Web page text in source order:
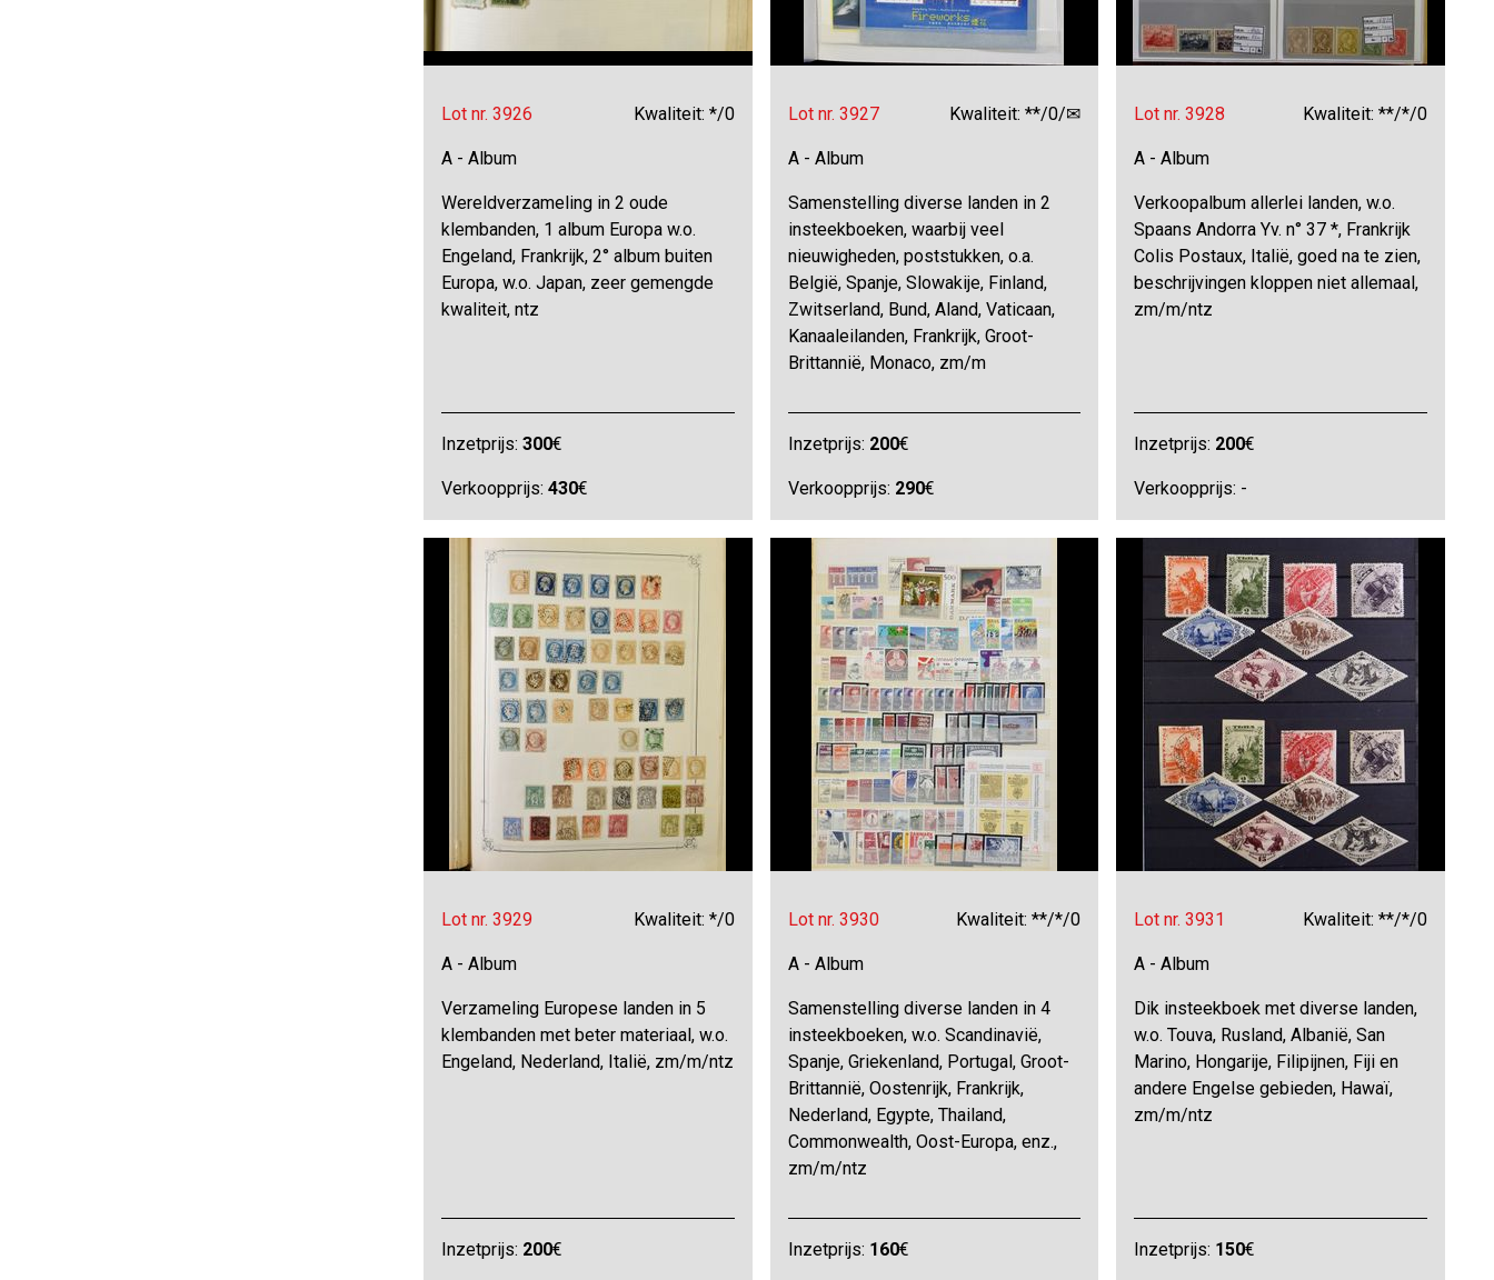
Lot nr. 3926 Kwaliteit: */0
A - Album
Wereldverzameling in 2 oude
klembanden, 1 album Europa w.o.
Engeland, Frankrijk, 2° album buiten
Europa, w.o. Japan, zeer gemengde
kwaliteit, ntz
Inzetprijs:300€
Verkoopprijs:430€
Lot nr. 3927 Kwaliteit: **/0/✉
A - Album
Samenstelling diverse landen in 2
insteekboeken, waarbij veel
nieuwigheden, poststukken, o.a.
België, Spanje, Slowakije, Finland,
Zwitserland, Bund, Aland, Vaticaan,
Kanaaleilanden, Frankrijk, Groot-
Brittannië, Monaco, zm/m
Inzetprijs: 200€
Verkoopprijs: 290€
Lot nr. 3928 Kwaliteit: **/*/0
A - Album
Verkoopalbum allerlei landen, w.o.
Spaans Andorra Yv. n° 37 *, Frankrijk
Colis Postaux, Italië, goed na te zien,
beschrijvingen kloppen niet allemaal,
zm/m/ntz
Inzetprijs: 200€
Verkoopprijs: -
Lot nr. 3929 Kwaliteit: */0
A - Album
Verzameling Europese landen in 5
klembanden met beter materiaal, w.o.
Engeland, Nederland, Italië, zm/m/ntz
Inzetprijs: 200€
Lot nr. 3930 Kwaliteit: **/*/0
A - Album
Samenstelling diverse landen in 4
insteekboeken, w.o. Scandinavië,
Spanje, Griekenland, Portugal, Groot-
Brittannië, Oostenrijk, Frankrijk,
Nederland, Egypte, Thailand,
Commonwealth, Oost-Europa, enz.,
zm/m/ntz
Inzetprijs: 160€
Lot nr. 3931 Kwaliteit: **/*/0
A - Album
Dik insteekboek met diverse landen,
w.o. Touva, Rusland, Albanië, San
Marino, Hongarije, Filipijnen, Fiji en
andere Engelse gebieden, Hawaï,
zm/m/ntz
Inzetprijs: 150€